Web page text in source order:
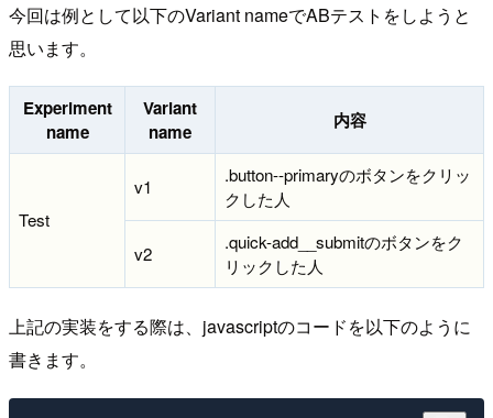
今回は例として以下のVariant nameでABテストをしようと
思います。
Experiment
name
Variant
name
内容
Test
v1
.button--primaryのボタンをクリッ
クした人
v2
.quick-add__submitのボタンをク
リックした人
上記の実装をする際は、javascriptのコードを以下のように
書きます。